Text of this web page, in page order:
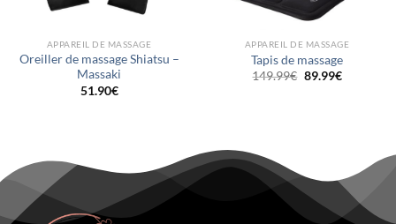
APPAREIL DE MASSAGE
Oreiller de massage Shiatsu –
Massaki
51.90€
APPAREIL DE MASSAGE
Tapis de massage
149.99€ Le
89.99€Le